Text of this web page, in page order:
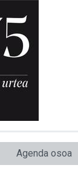
Agenda osoa